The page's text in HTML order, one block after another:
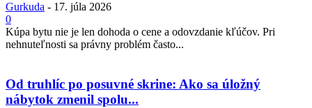
Gurkuda - 17. júla 2026
0
Kúpa bytu nie je len dohoda o cene a odovzdanie kľúčov. Pri
nehnuteľnosti sa právny problém často...
Od truhlíc po posuvné skrine: Ako sa úložný
nábytok zmenil spolu...